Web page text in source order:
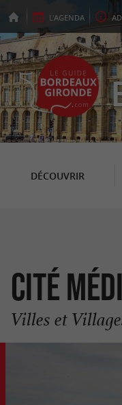
L'AGENDA
DÉCOUVRIR
Cité
Villes et